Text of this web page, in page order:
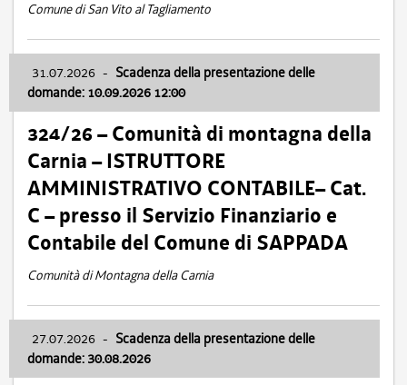
Comune di San Vito al Tagliamento
31.07.2026 - Scadenza della presentazione delle
domande: 10.09.2026 12:00
324/26 – Comunità di montagna della
Carnia – ISTRUTTORE
AMMINISTRATIVO CONTABILE– Cat.
C – presso il Servizio Finanziario e
Contabile del Comune di SAPPADA
Comunità di Montagna della Carnia
27.07.2026 - Scadenza della presentazione delle
domande: 30.08.2026